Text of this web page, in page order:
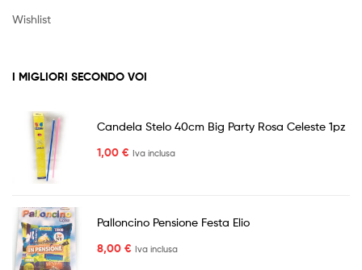
Wishlist
I MIGLIORI SECONDO VOI
Candela Stelo 40cm Big Party Rosa Celeste 1pz
1,00 € Iva inclusa
Palloncino Pensione Festa Elio
8,00 € Iva inclusa